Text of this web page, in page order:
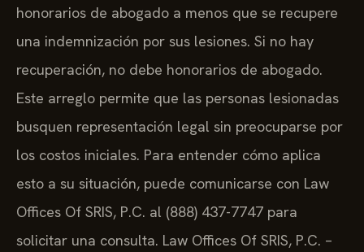
honorarios de abogado a menos que se recupere
una indemnización por sus lesiones. Si no hay
recuperación, no debe honorarios de abogado.
Este arreglo permite que las personas lesionadas
busquen representación legal sin preocuparse por
los costos iniciales. Para entender cómo aplica
esto a su situación, puede comunicarse con Law
Offices Of SRIS, P.C. al (888) 437-7747 para
solicitar una consulta. Law Offices Of SRIS, P.C. –